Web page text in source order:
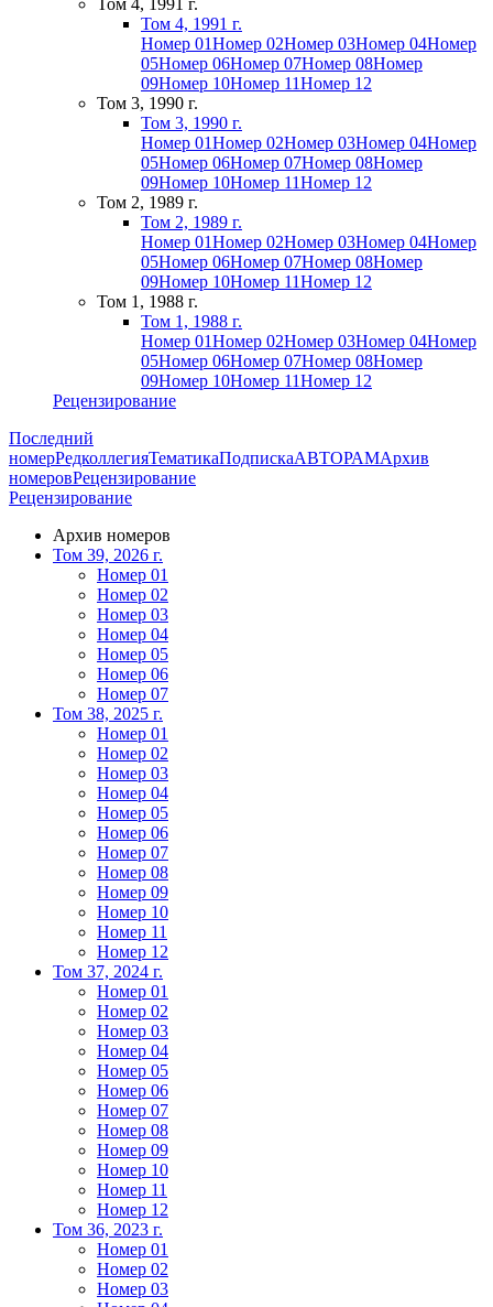
Том 4, 1991 г.
Том 4, 1991 г.
Номер 01Номер 02Номер 03Номер 04Номер
05Номер 06Номер 07Номер 08Номер
09Номер 10Номер 11Номер 12
Том 3, 1990 г.
Том 3, 1990 г.
Номер 01Номер 02Номер 03Номер 04Номер
05Номер 06Номер 07Номер 08Номер
09Номер 10Номер 11Номер 12
Том 2, 1989 г.
Том 2, 1989 г.
Номер 01Номер 02Номер 03Номер 04Номер
05Номер 06Номер 07Номер 08Номер
09Номер 10Номер 11Номер 12
Том 1, 1988 г.
Том 1, 1988 г.
Номер 01Номер 02Номер 03Номер 04Номер
05Номер 06Номер 07Номер 08Номер
09Номер 10Номер 11Номер 12
Рецензирование
Последний
номерРедколлегияТематикаПодпискаАВТОРАМАрхив
номеровРецензирование
Рецензирование
Архив номеров
Том 39, 2026 г.
Номер 01
Номер 02
Номер 03
Номер 04
Номер 05
Номер 06
Номер 07
Том 38, 2025 г.
Номер 01
Номер 02
Номер 03
Номер 04
Номер 05
Номер 06
Номер 07
Номер 08
Номер 09
Номер 10
Номер 11
Номер 12
Том 37, 2024 г.
Номер 01
Номер 02
Номер 03
Номер 04
Номер 05
Номер 06
Номер 07
Номер 08
Номер 09
Номер 10
Номер 11
Номер 12
Том 36, 2023 г.
Номер 01
Номер 02
Номер 03